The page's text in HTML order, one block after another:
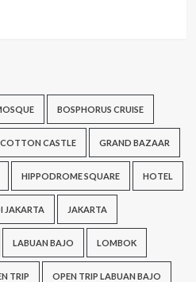
BOSPHORUS CRUISE
COTTON CASTLE GRAND BAZAAR
HIPPODROME SQUARE HOTEL
JAKARTA JAKARTA
LABUAN BAJO LOMBOK
TRIP OPEN TRIP LABUAN BAJO